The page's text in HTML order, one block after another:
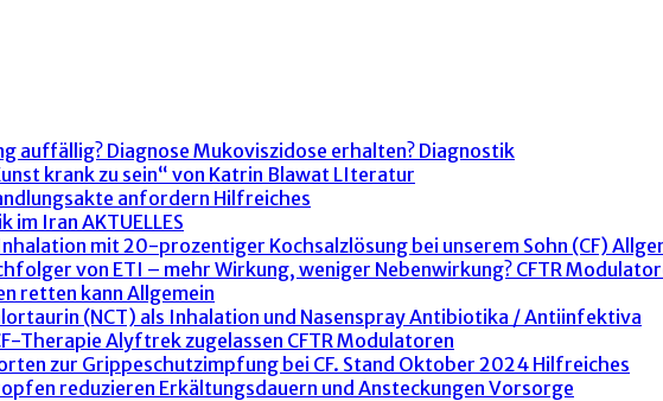
auffällig? Diagnose Mukoviszidose erhalten? Diagnostik
krank zu sein“ von Katrin Blawat LIteratur
anfordern Hilfreiches
im Iran AKTUELLES
mit 20-prozentiger Kochsalzlösung bei unserem Sohn (CF)
von ETI – mehr Wirkung, weniger Nebenwirkung? CFTR
retten kann Allgemein
(NCT) als Inhalation und NasensprayAntibiotika / Antiinfektiva
Therapie Alyftrek zugelassen CFTR Modulatoren
zur Grippeschutzimpfung bei CF. Stand Oktober 2024 Hilfreiches
reduzieren Erkältungsdauern und Ansteckungen Vorsorge